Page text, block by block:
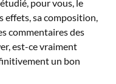
pour vous, le
effets, sa composition,
commentaires des
est-ce vraiment
un bon